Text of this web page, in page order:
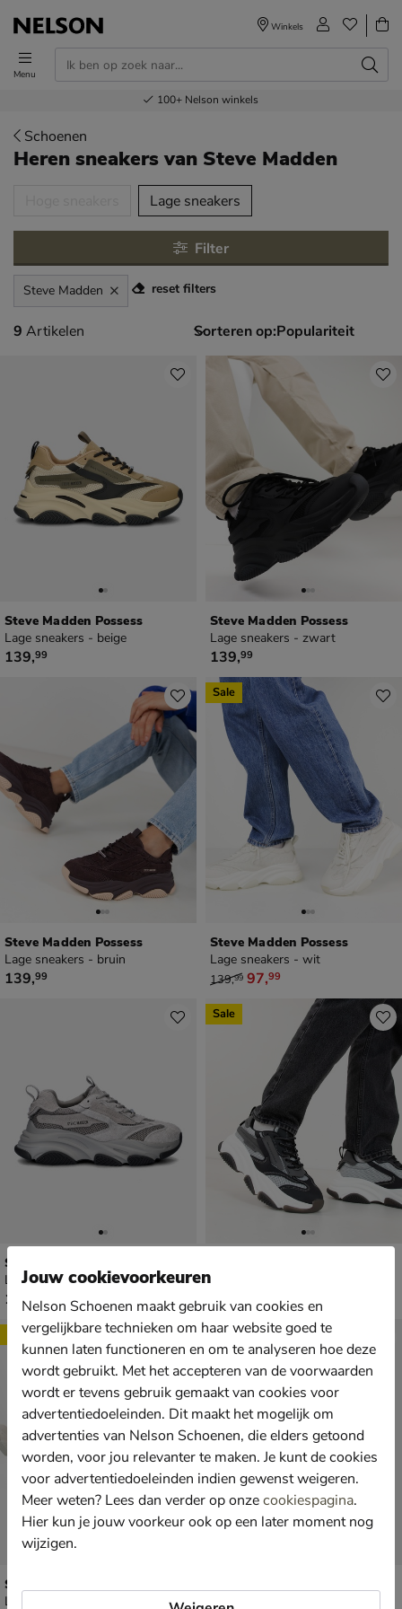
Menu
Winkels
Voor 23.00u besteld,volgende dag in huis
Gratisverzending en retour
Bestel nu,betaal later
100+ Nelson winkels
Schoenen
Heren sneakersvan Steve Madden
Lage sneakers
Filter
Steve Madden reset filters
9 artikelen
9 Artikelen Sorteren op:
Steve Madden Possess
Lage sneakers - beige
€ 139,99
139,99
Steve Madden Possess
Lage sneakers - zwart
€ 139,99
139,99
Steve Madden Possess
Lage sneakers - bruin
€ 139,99
139,99
Steve Madden Possess
Lage sneakers - wit
van € 139,99 voor € 97,99
139,99 97,99
Sale
Steve Madden Possess
Lage sneakers - grijs
€ 139,99
139, 99
Lage sneakers - zwart
van € 139,99 voor € 97,99
139 97, 99
Sale
Steve Madden Possess
Lage sneakers - beige
Sale
Lage sneakers - zwart
Jouw cookievoorkeuren
Nelson Schoenen maakt gebruik van cookies en
vergelijkbare technieken om haar website goed te
kunnen laten functioneren en om te analyseren hoe deze
wordt gebruikt. Met het accepteren van de voorwaarden
wordt er tevens gebruik gemaakt van cookies voor
advertentiedoeleinden. Dit maakt het mogelijk om
advertenties van Nelson Schoenen, die elders getoond
worden, voor jou relevanter te maken. Je kunt de cookies
voor advertentiedoeleinden indien gewenst weigeren.
Meer weten? Lees dan verder op onzecookiespagina.
Hier kun je jouw voorkeur ook op een later moment nog
wijzigen.